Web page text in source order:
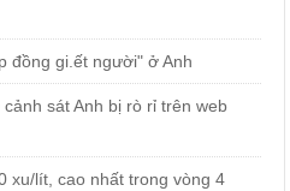
đồng gi.ết người" ở Anh
sát Anh bị rò rỉ trên web
xu/lít, cao nhất trong vòng 4